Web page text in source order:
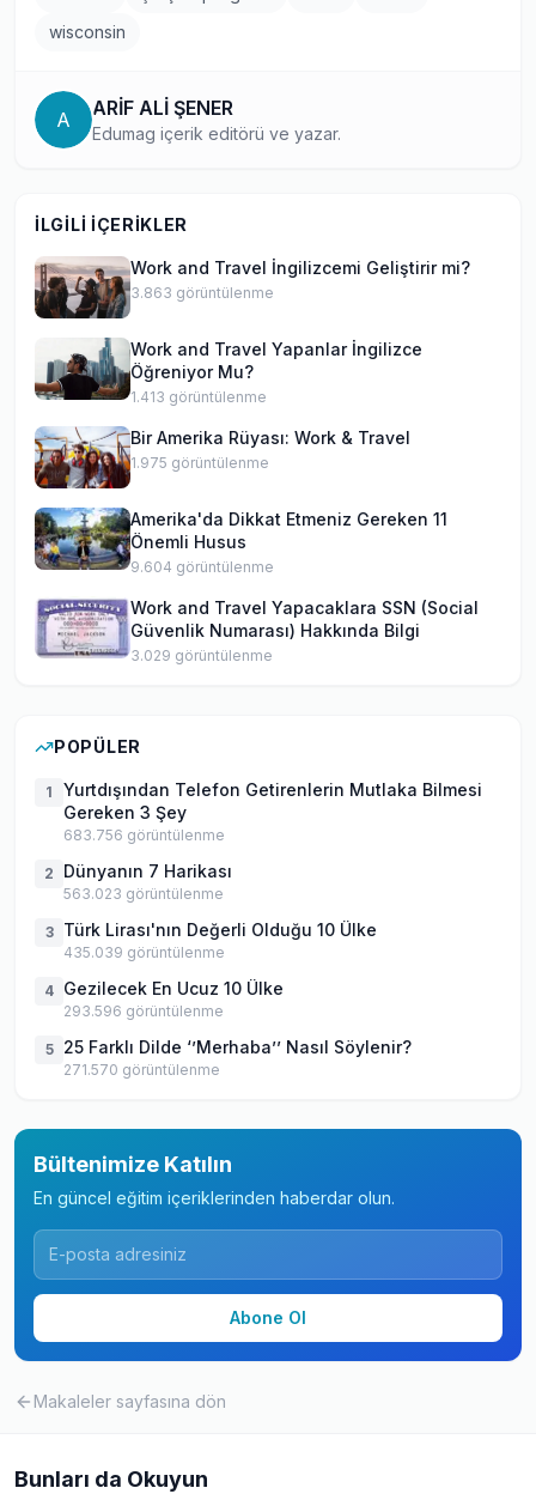
wisconsin
A ARİF ALİ ŞENER
Edumag içerik editörü ve yazar.
İLGILI İÇERIKLER
Work and Travel İngilizcemi Geliştirir mi?
3.863 görüntülenme
Work and Travel Yapanlar İngilizce
Öğreniyor Mu?
1.413 görüntülenme
Bir Amerika Rüyası: Work & Travel
1.975 görüntülenme
Amerika'da Dikkat Etmeniz Gereken 11
Önemli Husus
9.604 görüntülenme
Work and Travel Yapacaklara SSN (Social
Güvenlik Numarası) Hakkında Bilgi
3.029 görüntülenme
POPÜLER
1
Yurtdışından Telefon Getirenlerin Mutlaka Bilmesi
Gereken 3 Şey
683.756 görüntülenme
2 Dünyanın 7 Harikası
563.023 görüntülenme
3 Türk Lirası'nın Değerli Olduğu 10 Ülke
435.039 görüntülenme
4 Gezilecek En Ucuz 10 Ülke
293.596 görüntülenme
5 25 Farklı Dilde ‘’Merhaba’’ Nasıl Söylenir?
271.570 görüntülenme
Bültenimize Katılın
En güncel eğitim içeriklerinden haberdar olun.
Abone Ol
Makaleler sayfasına dön
Bunları da Okuyun